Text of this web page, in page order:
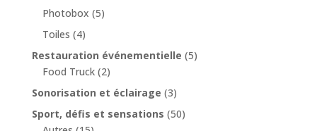
Photobox (5)
Toiles (4)
Restauration événementielle (5)
Food Truck (2)
Sonorisation et éclairage (3)
Sport, défis et sensations (50)